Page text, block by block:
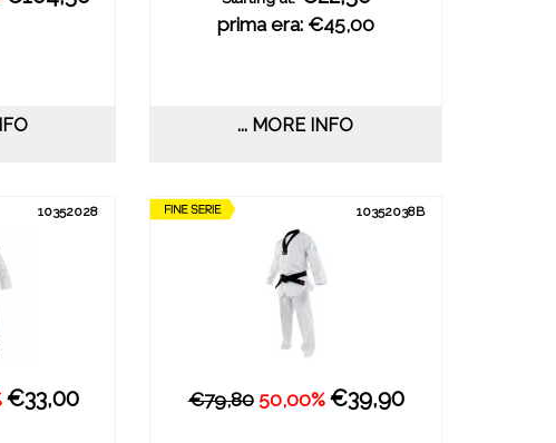
prima era: €45,00
... MORE INFO
10352028
€33,00
10352038B
€79,80 50,00% €39,90